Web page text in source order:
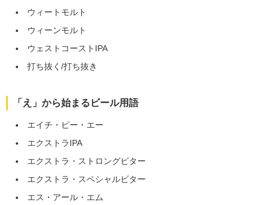
ウィートモルト
ウィーンモルト
ウェストコーストIPA
打ち抜く/打ち抜き
「え」から始まるビール用語
エイチ・ピー・エー
エクストラIPA
エクストラ・ストロングビター
エクストラ・スペシャルビター
エス・アール・エム